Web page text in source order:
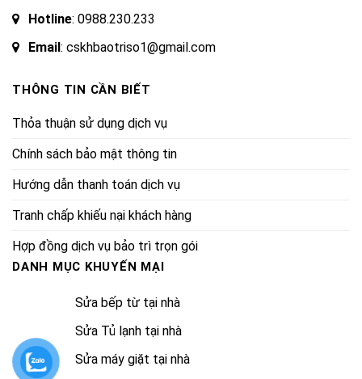
Hotline: 0988.230.233
Email: cskhbaotriso1@gmail.com
THÔNG TIN CẦN BIẾT
Thỏa thuận sử dụng dịch vụ
Chính sách bảo mật thông tin
Hướng dẫn thanh toán dịch vụ
Tranh chấp khiếu nại khách hàng
Hợp đồng dịch vụ bảo trì trọn gói
DANH MỤC KHUYẾN MẠI
Sửa bếp từ tại nhà
Sửa Tủ lạnh tại nhà
Sửa máy giặt tại nhà